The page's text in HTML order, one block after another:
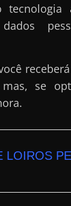
tecnologia
se
LOIROS